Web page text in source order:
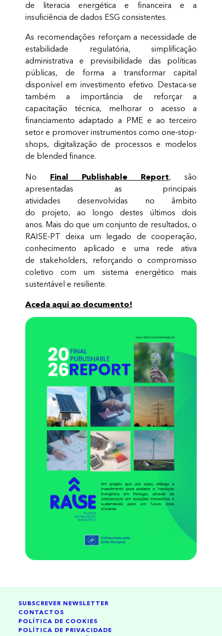
de literacia energética e financeira e a
insuficiência de dados ESG consistentes.
As recomendações reforçam a necessidade de
estabilidade regulatória, simplificação
administrativa e previsibilidade das políticas
públicas, de forma a transformar capital
disponível em investimento efetivo. Destaca-se
também a importância de reforçar a
capacitação técnica, melhorar o acesso a
financiamento adaptado a PME e ao terceiro
setor e promover instrumentos como one-stop-
shops, digitalização de processos e modelos
de blended finance.
No Final Publishable Report, são
apresentadas as principais
atividades desenvolvidas no âmbito
do projeto, ao longo destes últimos dois
anos. Mais do que um conjunto de resultados, o
RAISE-PT deixa um legado de cooperação,
conhecimento aplicado e uma rede ativa
de stakeholders, reforçando o compromisso
coletivo com um sistema energético mais
sustentável e resiliente.
Aceda aqui ao documento!
SUBSCREVER NEWSLETTER
CONTACTOS
POLÍTICA DE COOKIES
POLÍTICA DE PRIVACIDADE